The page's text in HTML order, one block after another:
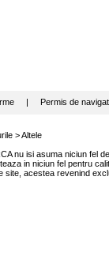
| Permis de
>Altele
nu isi asuma niciun fel
in niciun fel pentru
site, acestea revenind